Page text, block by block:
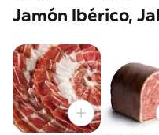
Jamón Ibérico,